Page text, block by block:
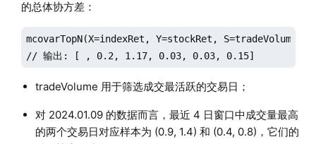
的总体协方差：
mcovarTopN(X=indexRet, Y=stockRet,
// 输出: [ , 0.2, 1.17, 0.03, 0.03, 0.15]
tradeVolume 用于筛选成交最活跃的交易日；
对 2024.01.09 的数据而言，最近 4 日窗口中成交量最高
的两个交易日对应样本为 (0.9, 1.4) 和 (0.4, 0.8)，它们的